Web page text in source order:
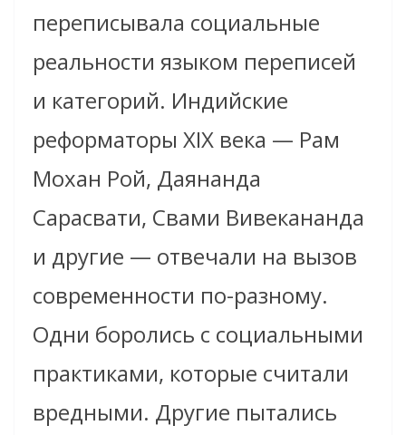
переписывала социальные
реальности языком переписей
и категорий. Индийские
реформаторы XIX века — Рам
Мохан Рой, Даянанда
Сарасвати, Свами Вивекананда
и другие — отвечали на вызов
современности по-разному.
Одни боролись с социальными
практиками, которые считали
вредными. Другие пытались